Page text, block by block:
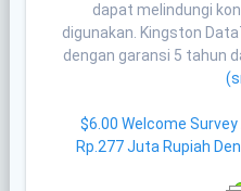
dapat melindungi
digunakan. Kingston
dengan garansi 5 tahun
$6.00 Welcome
Rp.277 Juta Rupiah